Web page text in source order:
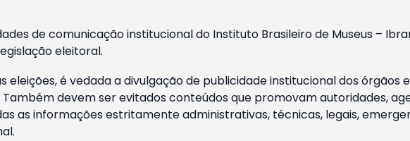
de comunicação institucional do Instituto Brasileiro de Museus –
eleitoral.
eleições, é vedada a divulgação de publicidade institucional dos órgãos
devem ser evitados conteúdos que promovam autoridades,
as informações estritamente administrativas, técnicas, legais,